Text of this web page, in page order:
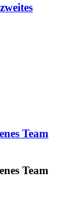
Team
Team